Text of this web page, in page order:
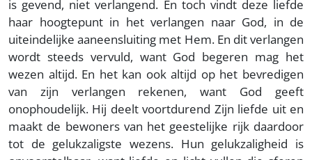
is gevend, niet verlangend. En toch vindt deze liefde
haar hoogtepunt in het verlangen naar God, in de
uiteindelijke aaneensluiting met Hem. En dit verlangen
wordt steeds vervuld, want God begeren mag het
wezen altijd. En het kan ook altijd op het bevredigen
van zijn verlangen rekenen, want God geeft
onophoudelijk. Hij deelt voortdurend Zijn liefde uit en
maakt de bewoners van het geestelijke rijk daardoor
tot de gelukzaligste wezens. Hun gelukzaligheid is